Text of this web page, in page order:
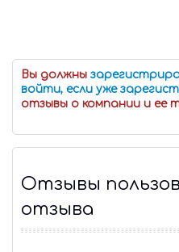
Вы должны
войти, если уже
отзывы о компании и ее
Отзывы
отзыва